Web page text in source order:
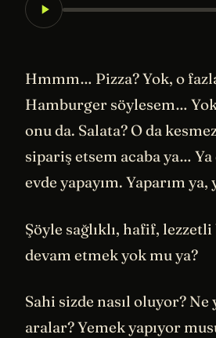
Hmmm… Pizza? Yok, o
Hamburger söylesem…
onu da. Salata? O da
sipariş etsem acaba ya…
evde yapayım. Yaparım
Şöyle sağlıklı, hafif,
devam etmek yok mu ya?
Sahi sizde nasıl oluyor?
aralar? Yemek yapıyor